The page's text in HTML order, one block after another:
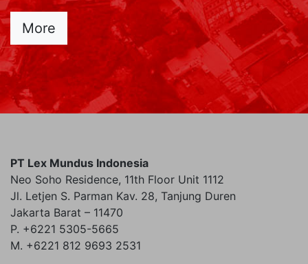
More
PT Lex Mundus Indonesia
Neo Soho Residence, 11th Floor Unit 1112
Jl. Letjen S. Parman Kav. 28, Tanjung Duren
Jakarta Barat – 11470
P. +6221 5305-5665
M. +6221 812 9693 2531